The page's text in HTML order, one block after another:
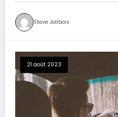
Steve Jolibois
21 août 2023